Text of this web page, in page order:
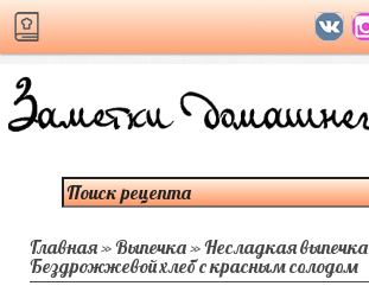
Главная»Выпечка»Несладкая выпечка
Бездрожжевой хлеб с красным солодом